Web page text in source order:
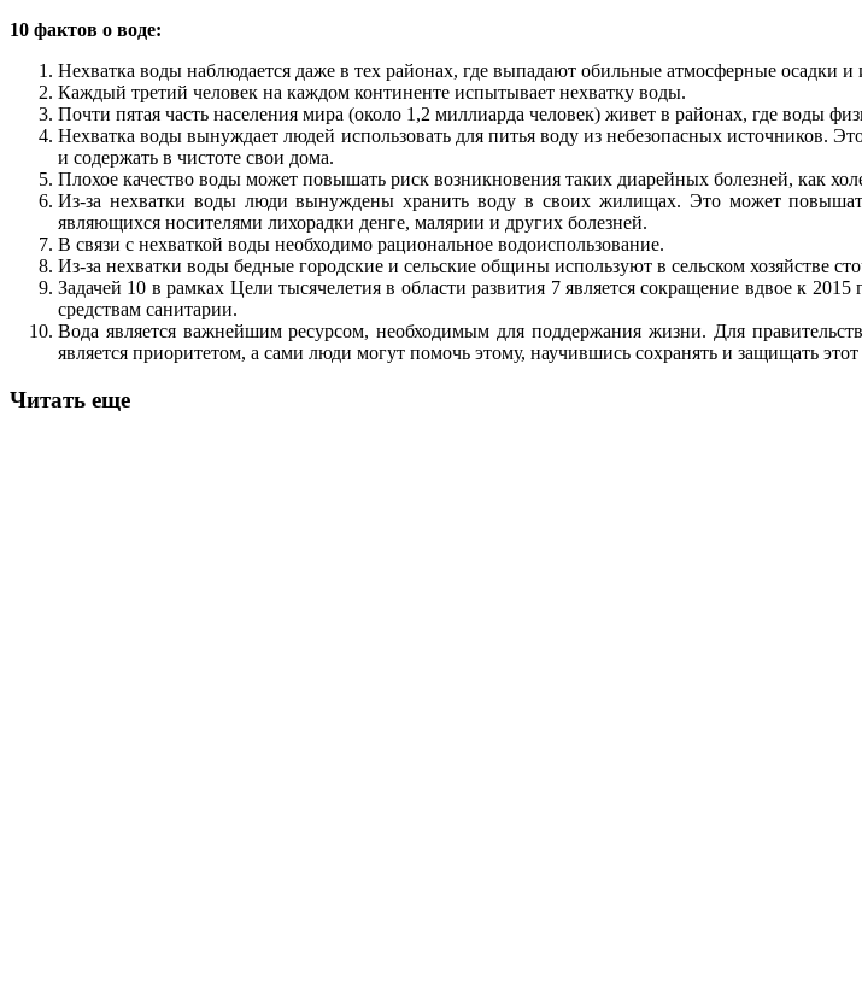
10 фактов о воде:
Нехватка воды наблюдается даже в тех районах, где выпадают обильные атмосферные осадки
Каждый третий человек на каждом континенте испытывает нехватку воды.
Почти пятая часть населения мира (около 1,2 миллиарда человек) живет в районах, где воды
Нехватка воды вынуждает людей использовать для питья воду из небезопасных источников.
и содержать в чистоте свои дома.
Плохое качество воды может повышать риск возникновения таких диарейных болезней, как
Из-за нехватки воды люди вынуждены хранить воду в своих жилищах. Это может
являющихся носителями лихорадки денге, малярии и других болезней.
В связи с нехваткой воды необходимо рациональное водоиспользование.
Из-за нехватки воды бедные городские и сельские общины используют в сельском хозяйстве
Задачей 10 в рамках Цели тысячелетия в области развития 7 является сокращение вдвое к
средствам санитарии.
Вода является важнейшим ресурсом, необходимым для поддержания жизни. Для
является приоритетом, а сами люди могут помочь этому, научившись сохранять и защищать
Читать еще